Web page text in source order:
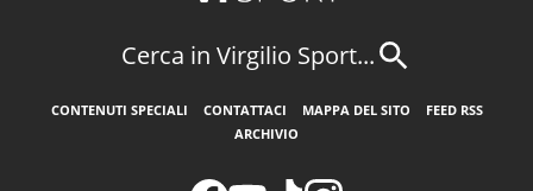
Cerca in Virgilio Sport...
CONTENUTI SPECIALI CONTATTACI MAPPA DEL SITO
FEED RSS
ARCHIVIO